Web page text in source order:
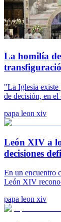
La homilía
"La Iglesia existe
de decisión, en el
papa leon xiv
León XIV a
decisiones
En un encuentro
León XIV
papa leon xiv